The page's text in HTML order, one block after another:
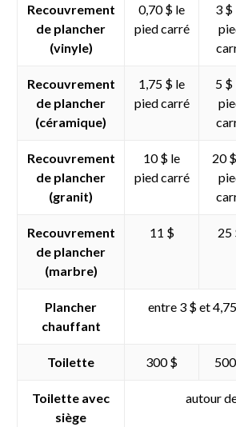
Recouvrement
de plancher
(vinyle)
0,70 $ le
pied carré
3 $
Recouvrement
de plancher
(céramique)
1,75 $ le
pied carré
5 $
Recouvrement
de plancher
(granit)
10 $ le
pied carré
20
Recouvrement
de plancher
(marbre)
11 $ 25
Plancher
chauffant
entre 3 $ et
Toilette 300 $
Toilette avec
siège
autour